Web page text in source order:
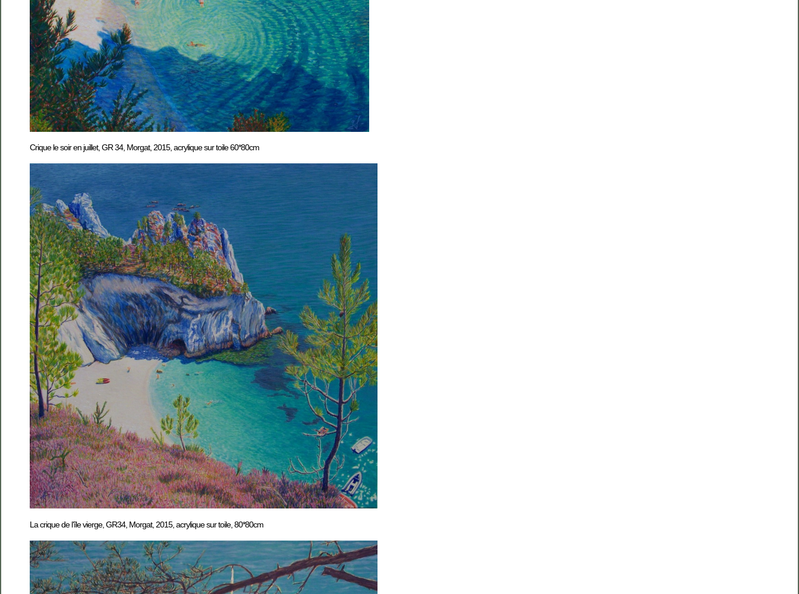
Crique le soir en juillet, GR 34, Morgat, 2015, acrylique sur toile 60*80cm
La crique de l’île vierge, GR34, Morgat, 2015, acrylique sur toile, 80*80cm